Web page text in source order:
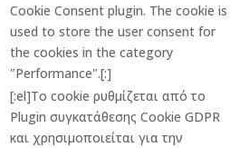
Cookie Consent plugin. The cookie is
used to store the user consent for
the cookies in the category
"Performance".[:]
[:el]Το cookie ρυθμίζεται από το
Plugin συγκατάθεσης Cookie GDPR
και χρησιμοποιείται για την